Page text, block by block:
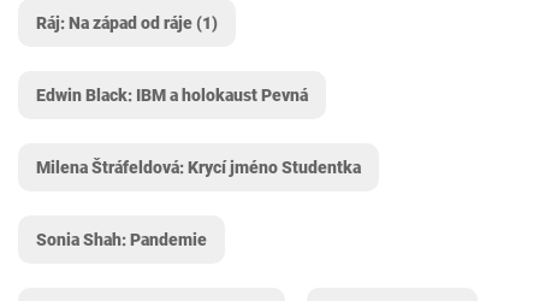
Ráj: Na západ od ráje (1)
Edwin Black: IBM a holokaust Pevná
Milena Štráfeldová: Krycí jméno Studentka
Sonia Shah: Pandemie